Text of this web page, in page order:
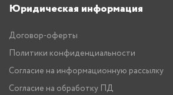
Юридическая информация
Договор-оферты
Политики конфиденциальности
Согласие на информационную рассылку
Согласие на обработку ПД